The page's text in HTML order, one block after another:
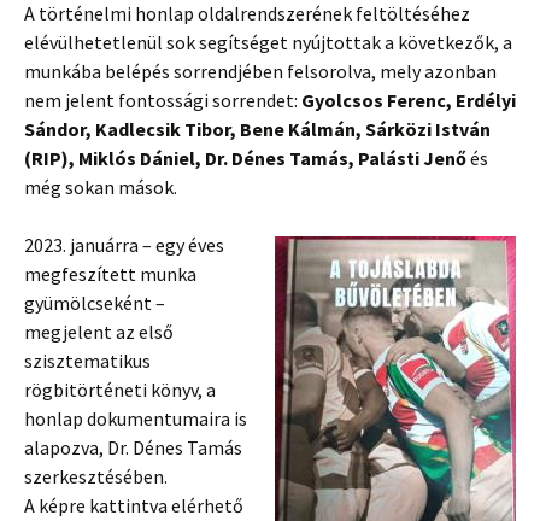
A történelmi honlap oldalrendszerének feltöltéséhez
elévülhetetlenül sok segítséget nyújtottak a következők, a
munkába belépés sorrendjében felsorolva, mely azonban
nem jelent fontossági sorrendet: Gyolcsos Ferenc, Erdélyi
Sándor, Kadlecsik Tibor, Bene Kálmán, Sárközi István
(RIP), Miklós Dániel, Dr. Dénes Tamás, Palásti Jenőés
még sokan mások.
2023. januárra – egy éves
megfeszített munka
gyümölcseként –
megjelent az első
szisztematikus
rögbitörténeti könyv, a
honlap dokumentumaira is
alapozva, Dr. Dénes Tamás
szerkesztésében.
A képre kattintva elérhető